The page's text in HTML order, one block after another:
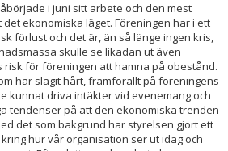
i juni sitt arbete och den mest
ekonomiska läget. Föreningen har i ett
förlust och det är, än så länge ingen kris,
skulle se likadan ut även
för föreningen att hamna på obestånd.
har slagit hårt, framförallt på föreningens
kunnat driva intäkter vid evenemang och
tendenser på att den ekonomiska trenden
det som bakgrund har styrelsen gjort ett
hur vår organisation ser ut idag och